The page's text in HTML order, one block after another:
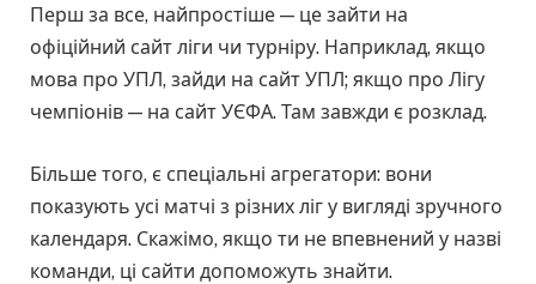
Перш за все, найпростіше — це зайти на
офіційний сайт ліги чи турніру. Наприклад, якщо
мова про УПЛ, зайди на сайт УПЛ; якщо про Лігу
чемпіонів — на сайт УЄФА. Там завжди є розклад.
Більше того, є спеціальні агрегатори: вони
показують усі матчі з різних ліг у вигляді зручного
календаря. Скажімо, якщо ти не впевнений у назві
команди, ці сайти допоможуть знайти.